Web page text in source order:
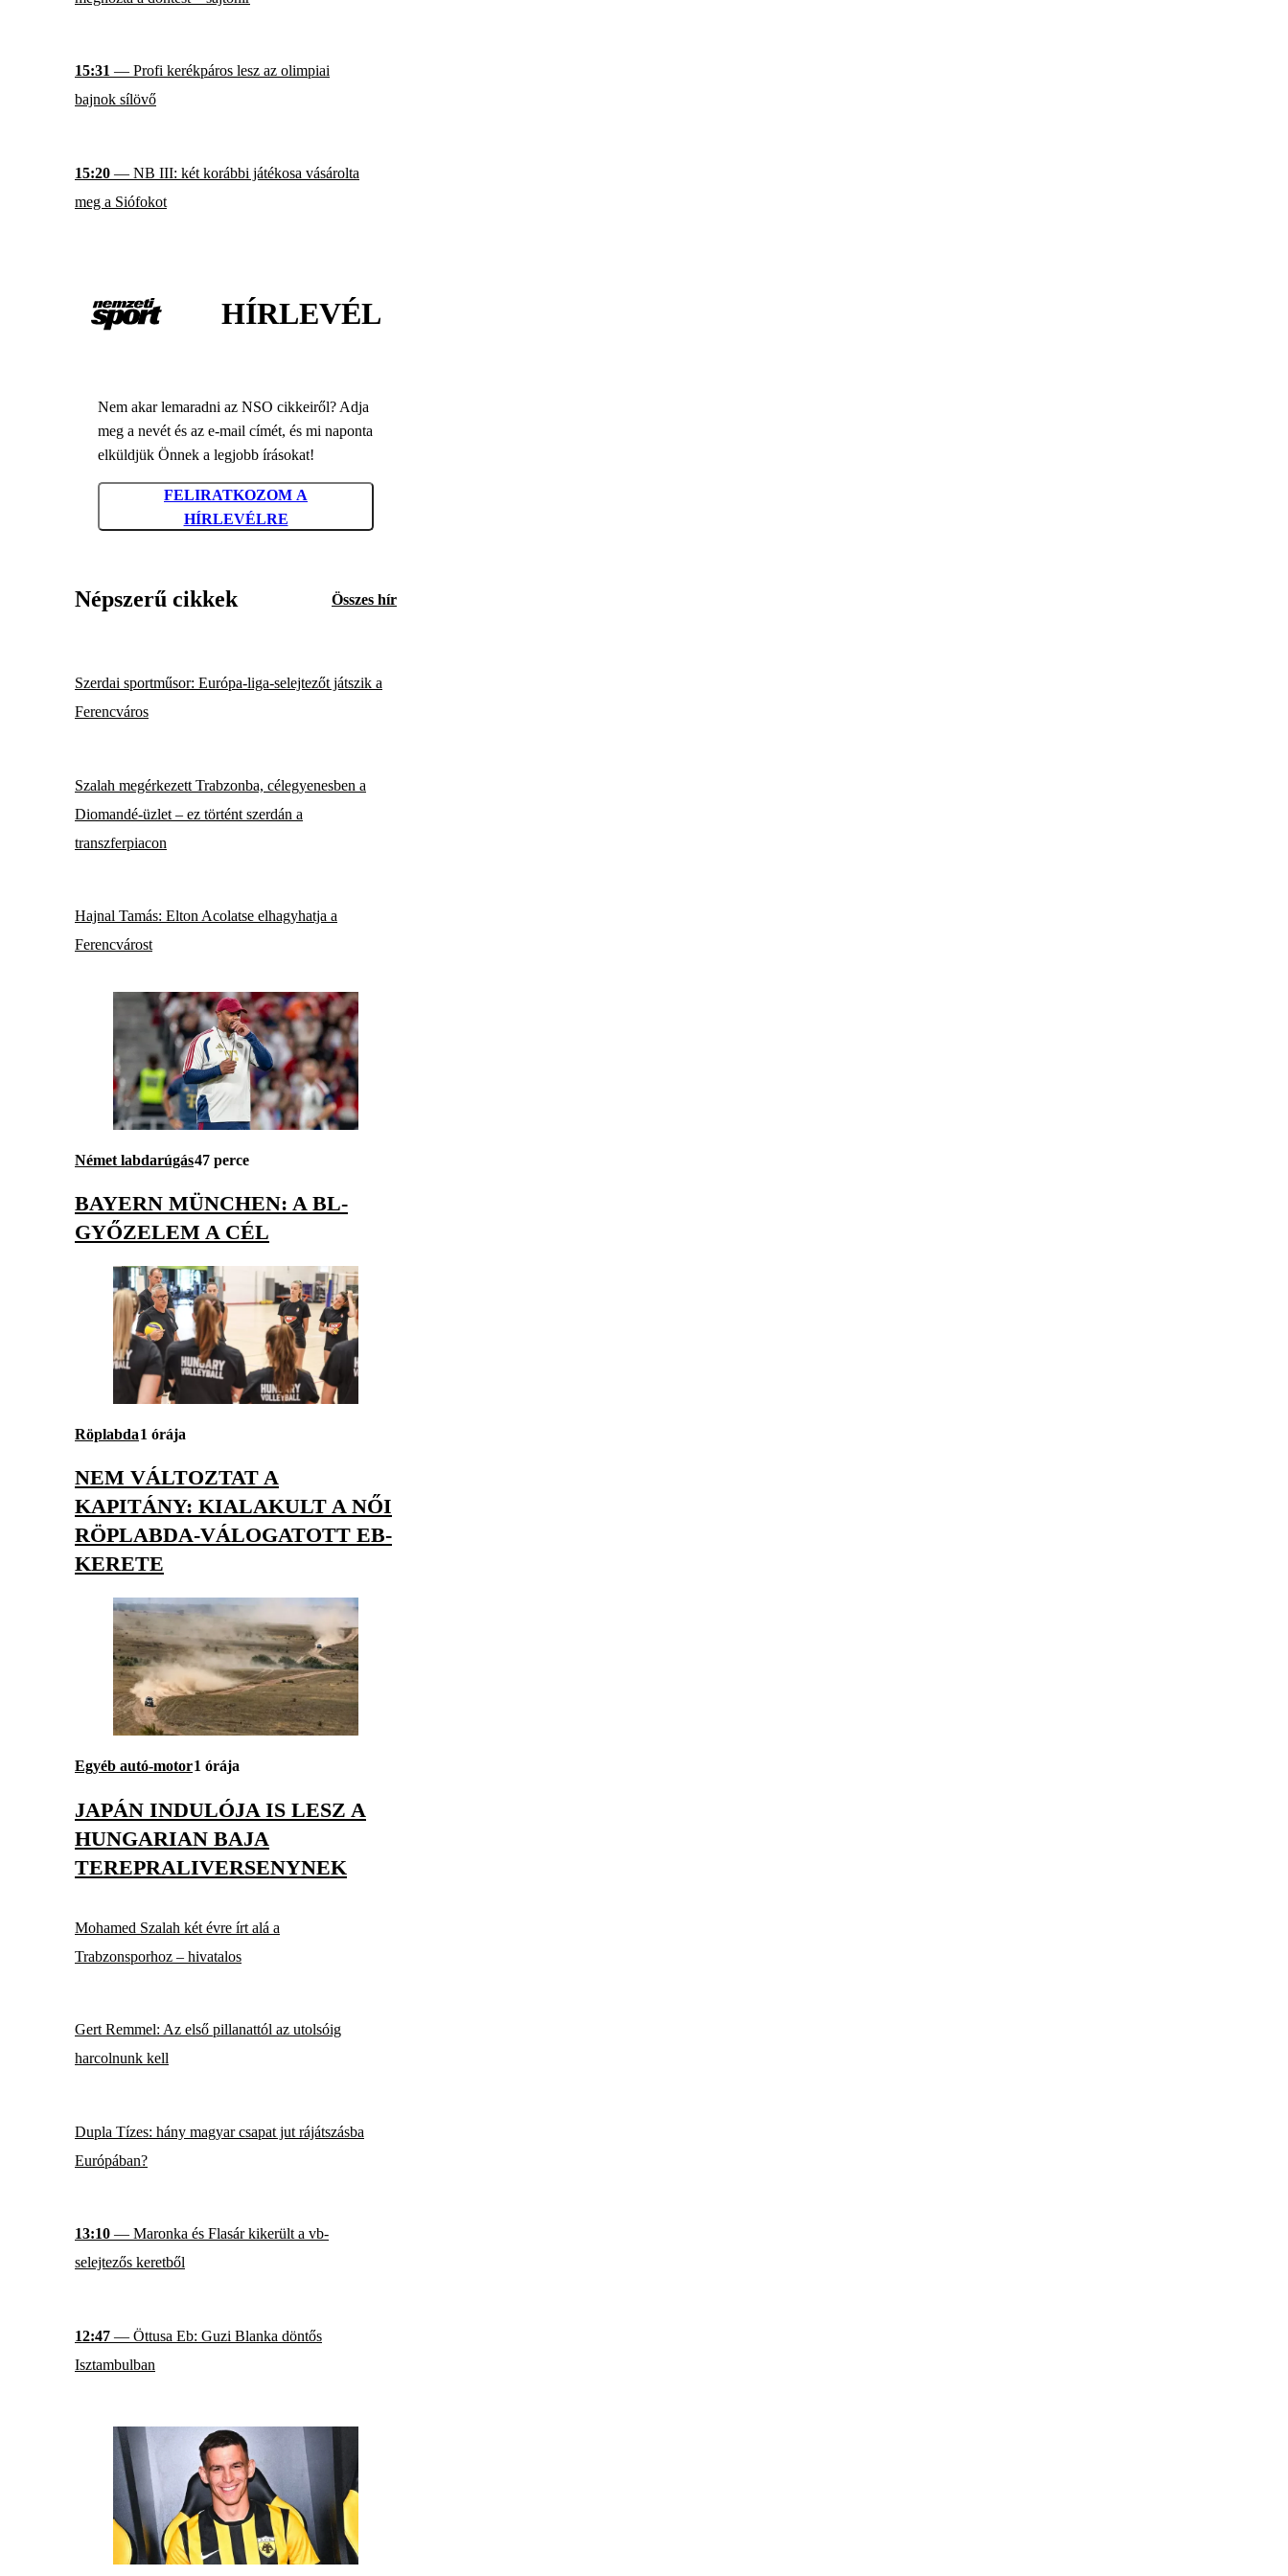
15:31 — Profi kerékpáros lesz az olimpiai
bajnok sílövő
15:20 — NB III: két korábbi játékosa vásárolta
meg a Siófokot
HÍRLEVÉL
Nem akar lemaradni az NSO cikkeiről? Adja
meg a nevét és az e-mail címét, és mi naponta
elküldjük Önnek a legjobb írásokat!
FELIRATKOZOM A
HÍRLEVÉLRE
Népszerű cikkek Összes hír
Szerdai sportműsor: Európa-liga-selejtezőt játszik a
Ferencváros
Szalah megérkezett Trabzonba, célegyenesben a
Diomandé-üzlet – ez történt szerdán a
transzferpiacon
Hajnal Tamás: Elton Acolatse elhagyhatja a
Ferencvárost
Német labdarúgás47 perce
BAYERN MÜNCHEN: A BL-
GYŐZELEM A CÉL
Röplabda1 órája
NEM VÁLTOZTAT A
KAPITÁNY: KIALAKULT A NŐI
RÖPLABDA-VÁLOGATOTT EB-
KERETE
Egyéb autó-motor1 órája
JAPÁN INDULÓJA IS LESZ A
HUNGARIAN BAJA
TEREPRALIVERSENYNEK
Mohamed Szalah két évre írt alá a
Trabzonsporhoz – hivatalos
Gert Remmel: Az első pillanattól az utolsóig
harcolnunk kell
Dupla Tízes: hány magyar csapat jut rájátszásba
Európában?
13:10 — Maronka és Flasár kikerült a vb-
selejtezős keretből
12:47 — Öttusa Eb: Guzi Blanka döntős
Isztambulban